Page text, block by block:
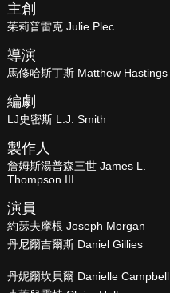
主創
茱莉普雷克 Julie Plec
導演
馬修哈斯丁斯 Matthew Hastings
編劇
LJ史密斯 L.J. Smith
製作人
詹姆斯湯普森三世 James L.
Thompson III
演員
約瑟夫摩根 Joseph Morgan
丹尼爾吉爾斯 Daniel Gillies
丹妮爾坎貝爾 Danielle Campbell